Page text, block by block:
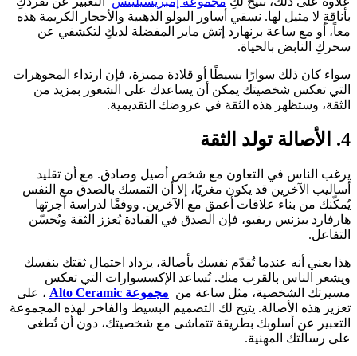
بأناقةٍ لا مثيل لها. نسقي أساور البولو الذهبية والأحجار الكريمة هذه
معاً، أو مع ساعة برنهارد إتش ماير المفضلة لديكِ لتكشفي عن
سحركِ النابض بالحياة.
سواء كان ذلك سوارًا بسيطًا أو قلادة مميزة، فإن ارتداء المجوهرات
التي تعكس شخصيتك يمكن أن يساعدك على الشعور بمزيد من
الثقة، وستظهر هذه الثقة في عروضك التقديمية.
4. الأصالة تولد الثقة
يرغب الناس في التعاون مع شخص أصيل وصادق. مع أن تقليد
أساليب الآخرين قد يكون مغريًا، إلا أن التمسك بالصدق مع النفس
يُمكّنك من بناء علاقات أعمق مع الآخرين. ووفقًا لدراسة أجرتها
هارفارد بيزنس ريفيو، فإن الصدق في القيادة يُعزز الثقة ويُحسّن
التفاعل.
هذا يعني أنه عندما تُقدّم نفسك بأصالة، يزداد احتمال ثقتك بنفسك
ويشعر الناس بالقرب منك. تُساعد الإكسسوارات التي تعكس
مسيرتك الشخصية، مثل ساعة من مجموعة Alto Ceramic
، على
تعزيز هذه الأصالة. يتيح لك التصميم البسيط والفاخر لهذه المجموعة
التعبير عن أسلوبك بطريقة تتماشى مع شخصيتك، دون أن تُطغى
على رسالتك المهنية.